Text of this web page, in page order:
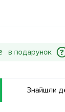
?
Знайшли